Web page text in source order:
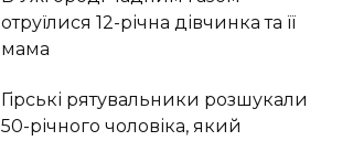
отруїлися 12-річна дівчинка та її
мама
Гірські рятувальники розшукали
50-річного чоловіка, який